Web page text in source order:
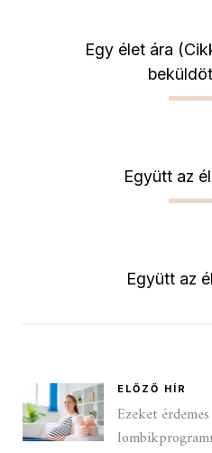
Egy élet ára
Együtt az
Együtt az
ELŐZŐ HÍR
Ezeket